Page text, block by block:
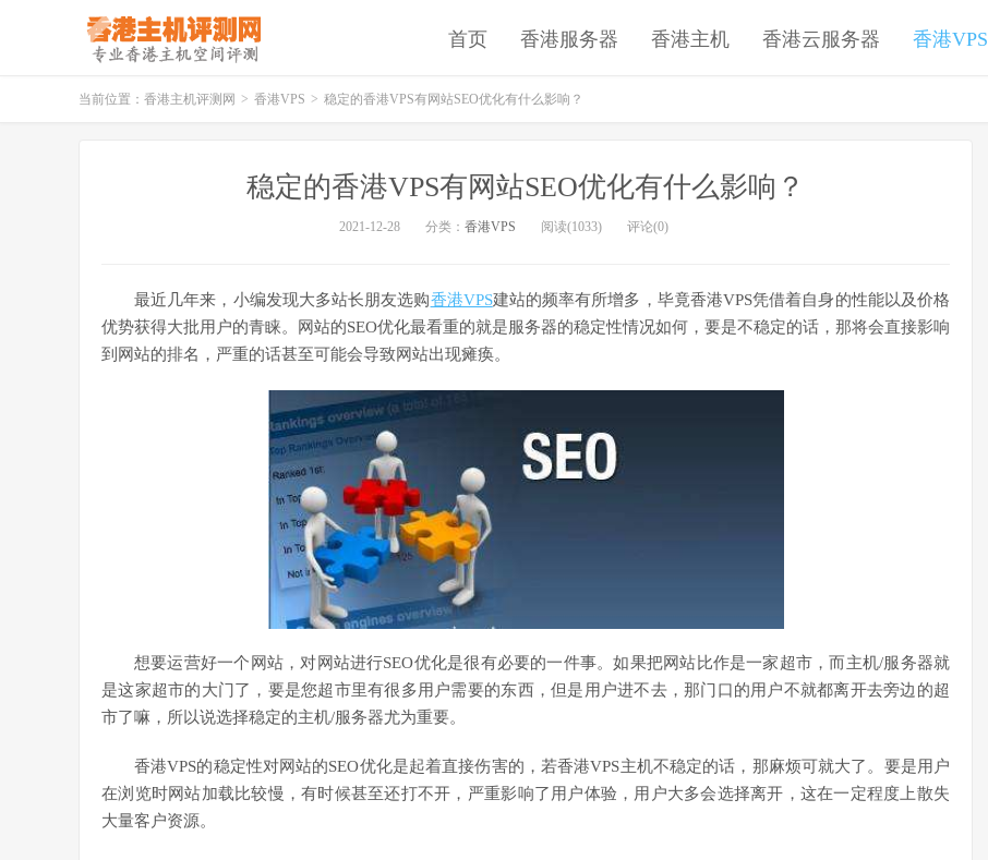
首页 香港服务器 香港主机 香港云服务器 香港VPS
当前位置： 香港主机评测网 > 香港VPS > 稳定的香港VPS有网站SEO优化有什么影响？
稳定的香港VPS有网站SEO优化有什么影响？
2021-12-28 分类： 香港VPS 阅读(1033) 评论(0)
最近几年来，小编发现大多站长朋友选购香港VPS建站的频率有所增多，毕竟香港VPS凭借着自身的性能以及价格
优势获得大批用户的青睐。网站的SEO优化最看重的就是服务器的稳定性情况如何，要是不稳定的话，那将会直接影响
到网站的排名，严重的话甚至可能会导致网站出现瘫痪。
想要运营好一个网站，对网站进行SEO优化是很有必要的一件事。如果把网站比作是一家超市，而主机/服务器就
是这家超市的大门了，要是您超市里有很多用户需要的东西，但是用户进不去，那门口的用户不就都离开去旁边的超
市了嘛，所以说选择稳定的主机/服务器尤为重要。
香港VPS的稳定性对网站的SEO优化是起着直接伤害的，若香港VPS主机不稳定的话，那麻烦可就大了。要是用户
在浏览时网站加载比较慢，有时候甚至还打不开，严重影响了用户体验，用户大多会选择离开，这在一定程度上散失
大量客户资源。